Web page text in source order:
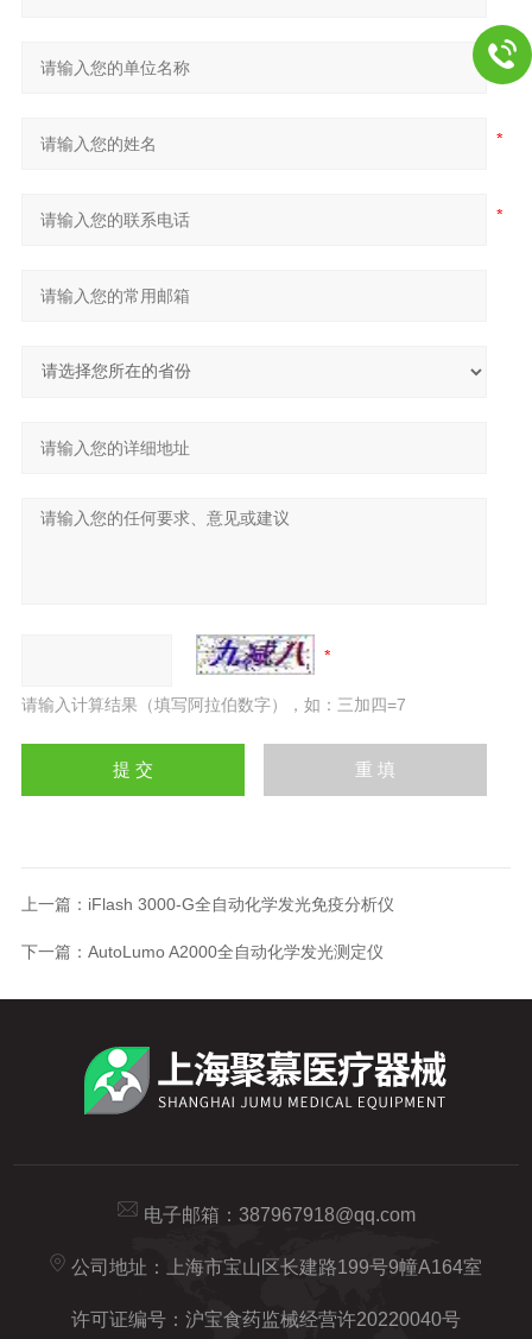
请输入计算结果（填写阿拉伯数字），如：三加四=7
上一篇： iFlash 3000-G全自动化学发光免疫分析仪
下一篇： AutoLumo A2000全自动化学发光测定仪
电子邮箱： 387967918@qq.com
公司地址：上海市宝山区长建路199号9幢A164室
许可证编号：沪宝食药监械经营许20220040号